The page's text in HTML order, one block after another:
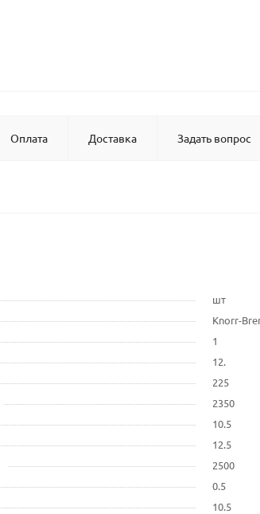
Оплата Доставка Задать вопрос
шт
Knorr-
1
12.
225
2350
10.5
12.5
2500
0.5
10.5